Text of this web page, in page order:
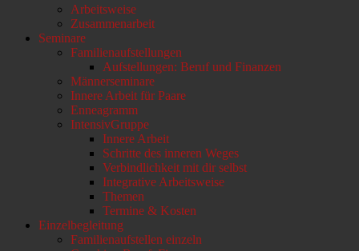
Arbeitsweise
Zusammenarbeit
Seminare
Familienaufstellungen
Aufstellungen: Beruf und Finanzen
Männerseminare
Innere Arbeit für Paare
Enneagramm
IntensivGruppe
Innere Arbeit
Schritte des inneren Weges
Verbindlichkeit mit dir selbst
Integrative Arbeitsweise
Themen
Termine & Kosten
Einzelbegleitung
Familienaufstellen einzeln